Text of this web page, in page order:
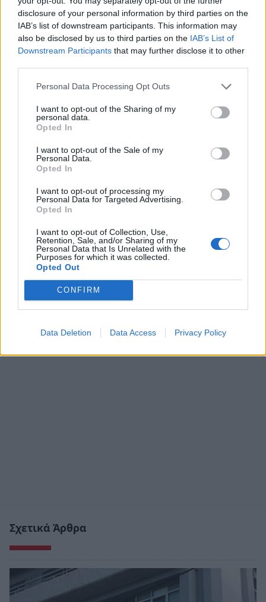
disclosure of your personal information by third parties on the
IAB’s list of downstream participants. This information may
also be disclosed by us to third parties on the IAB’s List of
Downstream Participants that may further disclose it to other
Personal Data Processing Opt Outs
I want to opt-out of the Sharing of my
personal data.
Opted In
I want to opt-out of the Sale of my
Personal Data.
Opted In
I want to opt-out of processing my
Personal Data for Targeted Advertising.
Opted In
I want to opt-out of Collection, Use,
Retention, Sale, and/or Sharing of my
Personal Data that Is Unrelated with the
Purposes for which it was collected.
Opted Out
CONFIRM
Data Deletion Data Access Privacy Policy
ΕΟΦ, εφόσον ζητηθούν», αναφέρεται
χαρακτηριστικά στην επίσημη ανακοίνωση του
Εθνικού Οργανισμού Φαρμάκων.
ΕΟΦ ΦΑΡΜΑΚΟ
Σχετικά Άρθρα